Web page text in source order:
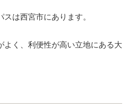
は西宮市にあります。
よく、利便性が高い立地にある大